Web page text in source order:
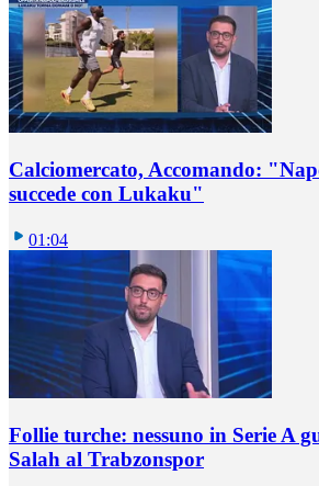
Calciomercato, Accomando:
succede con Lukaku"
01:04
Follie turche: nessuno in Serie A
Salah al Trabzonspor